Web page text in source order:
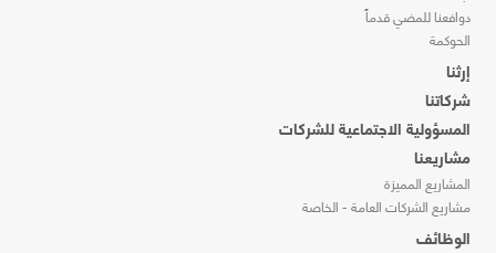
دوافعنا للمضي قدماً
الحوكمة
إرثنا
شركاتنا
المسؤولية الاجتماعية للشركات
مشاريعنا
المشاريع المميزة
مشاريع الشركات العامة - الخاصة
الوظائف